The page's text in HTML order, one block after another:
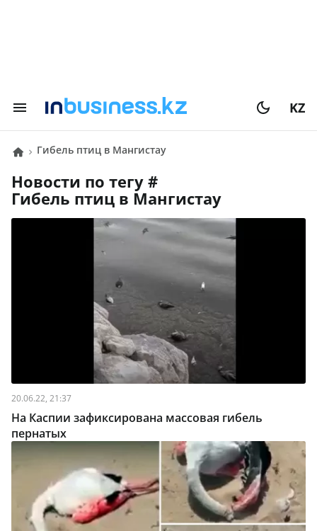
KZ
гибель птиц в Мангистау
Новости по тегу #
гибель птиц в Мангистау
20.06.22, 21:37
На Каспии зафиксирована массовая гибель
пернатых